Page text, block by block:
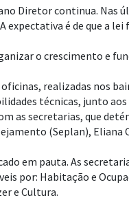
Diretor continua.
é de que a
o crescimento e
realizadas nos
técnicas, junto
as secretarias, que
(Seplan), Eliana
em pauta. As
por: Habitação e
e Cultura.